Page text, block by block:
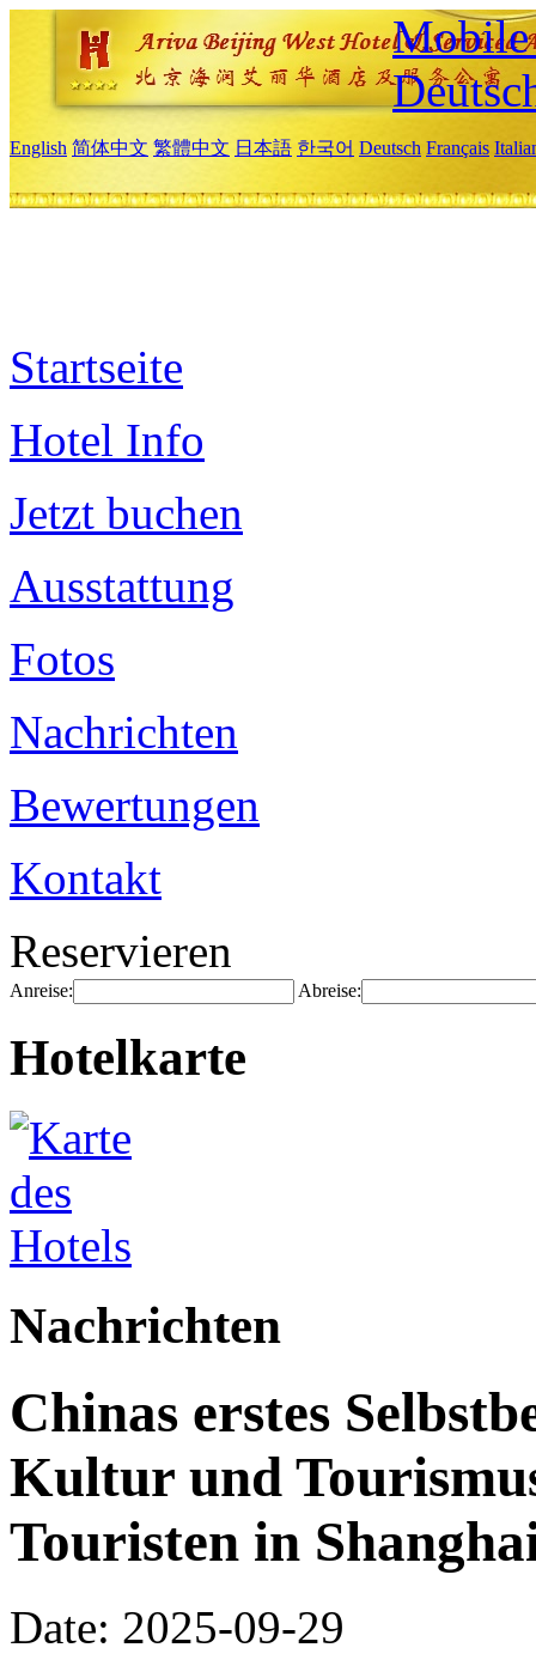
Mobile
English 简体中文 繁體中文 日本語 한국어 Deutsch Français
Startseite
Hotel Info
Jetzt buchen
Ausstattung
Fotos
Nachrichten
Bewertungen
Kontakt
Reservieren
Anreise: Abreise:
Hotelkarte
Nachrichten
Chinas erstes
Kultur und
Touristen in
Date: 2025-09-29